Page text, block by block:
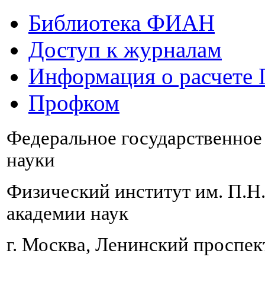
Библиотека ФИАН
Доступ к журналам
Информация о
Профком
Федеральное
науки
Физический институт им.
академии наук
г. Москва, Ленинский